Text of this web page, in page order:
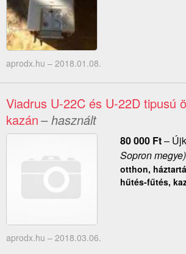
aprodx.hu – 2018.01.08.
Viadrus U-22C és U-22D tipusú
kazán– használt
80 000 Ft–
Sopron megye)
otthon,
hűtés-fűtés,
aprodx.hu – 2018.03.06.